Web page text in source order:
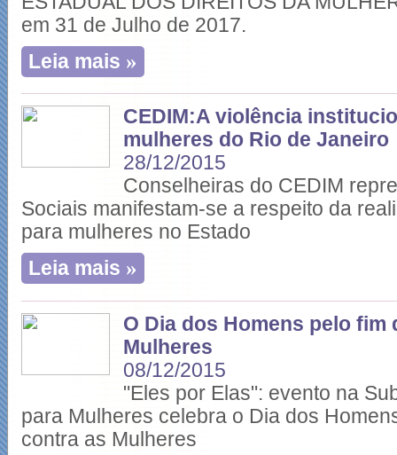
em 31 de Julho de 2017.
Leia mais »
CEDIM:A violência
mulheres do Rio de Janeiro
28/12/2015
Conselheiras do CEDIM
Sociais manifestam-se a respeito da
para mulheres no Estado
Leia mais »
O Dia dos Homens pelo fim
Mulheres
08/12/2015
"Eles por Elas": evento na
para Mulheres celebra o Dia dos
contra as Mulheres